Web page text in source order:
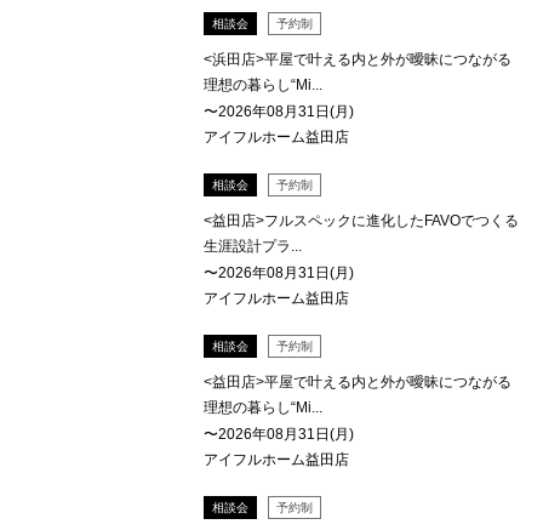
相談会 予約制
<浜田店>平屋で叶える内と外が曖昧につながる
理想の暮らし“Mi...
〜2026年08月31日(月)
アイフルホーム益田店
相談会 予約制
<益田店>フルスペックに進化したFAVOでつくる
生涯設計プラ...
〜2026年08月31日(月)
アイフルホーム益田店
相談会 予約制
<益田店>平屋で叶える内と外が曖昧につながる
理想の暮らし“Mi...
〜2026年08月31日(月)
アイフルホーム益田店
相談会 予約制